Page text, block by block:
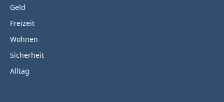
Geld
Freizeit
Wohnen
Sicherheit
Alltag